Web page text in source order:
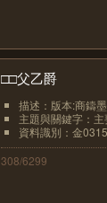
□□父乙爵
描述：版本:商鑄
主題與關鍵字：
資料識別：金0315
308/6299